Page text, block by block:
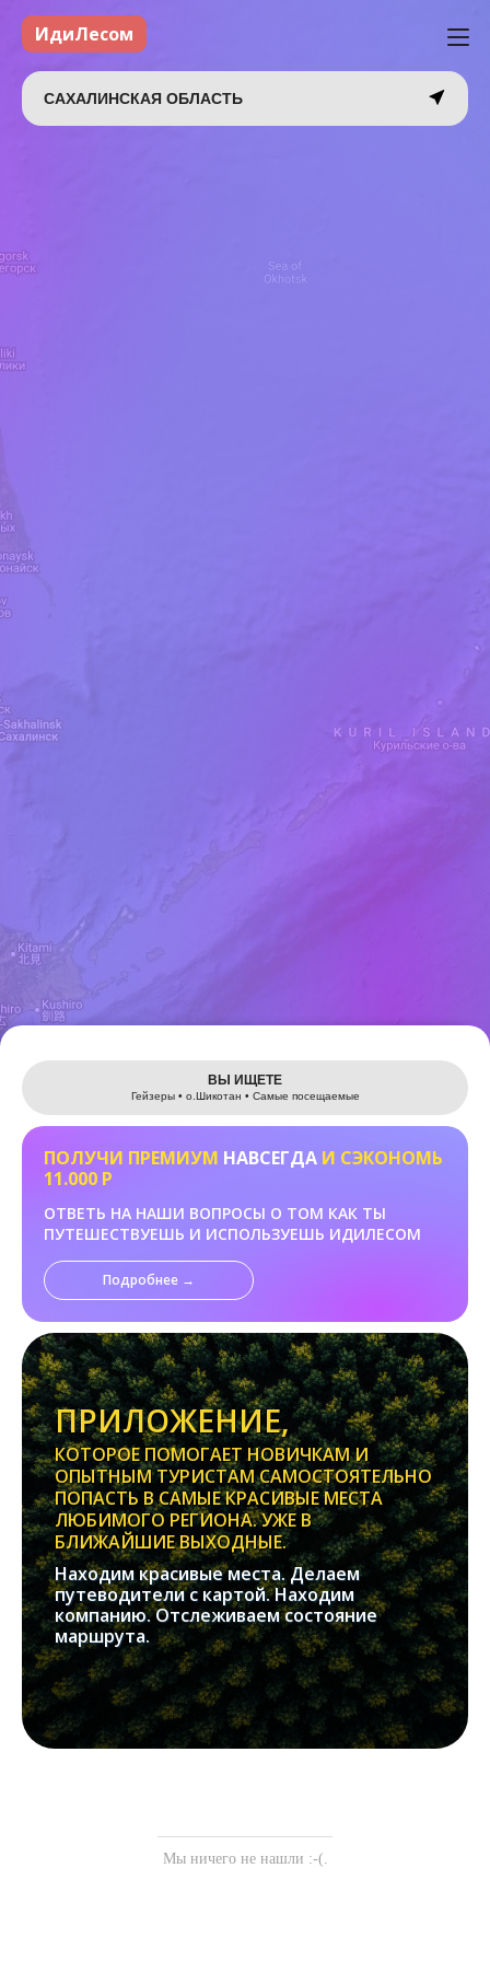
Leaflet
ИдиЛесом
САХАЛИНСКАЯ ОБЛАСТЬ
ВЫ ИЩЕТЕ
Гейзеры • о.Шикотан • Самые посещаемые
ПОЛУЧИ ПРЕМИУМ НАВСЕГДА И СЭКОНОМЬ
11.000 Р
ОТВЕТЬ НА НАШИ ВОПРОСЫ О ТОМ КАК ТЫ
ПУТЕШЕСТВУЕШЬ И ИСПОЛЬЗУЕШЬ ИДИЛЕСОМ
Подробнее →
ПРИЛОЖЕНИЕ,
КОТОРОЕ ПОМОГАЕТ НОВИЧКАМ И
ОПЫТНЫМ ТУРИСТАМ САМОСТОЯТЕЛЬНО
ПОПАСТЬ В САМЫЕ КРАСИВЫЕ МЕСТА
ЛЮБИМОГО РЕГИОНА. УЖЕ В
БЛИЖАЙШИЕ ВЫХОДНЫЕ.
Находим красивые места. Делаем
путеводители с картой. Находим
компанию. Отслеживаем состояние
маршрута.
Мы ничего не нашли :-(.